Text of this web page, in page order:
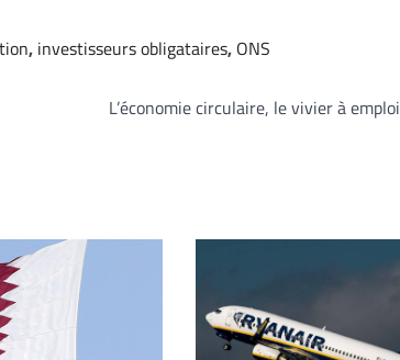
, investisseurs obligataires, ONS
L’économie circulaire, le vivier à